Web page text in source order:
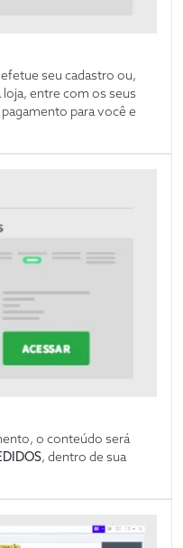
seu cadastro ou,
entre com os seus
para você e
o conteúdo será
, dentro de sua